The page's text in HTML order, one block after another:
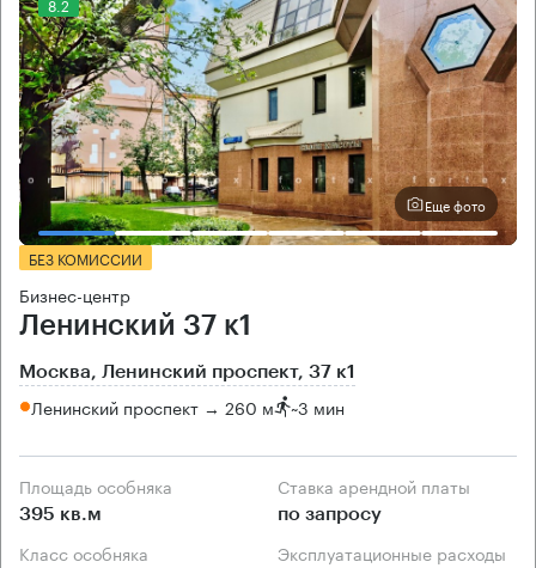
Еще фото
БЕЗ КОМИССИИ
Бизнес-центр
Ленинский 37 к1
Москва, Ленинский проспект, 37 к1
Ленинский проспект → 260 м ~3 мин
Площадь особняка
395 кв.м
Ставка арендной платы
по запросу
Класс особняка Эксплуатационные расходы